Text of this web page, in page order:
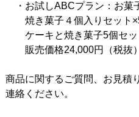
・お試しABCプラン：お菓
焼き菓子４個入りセット
ケーキと焼き菓子5個セ
販売価格24,000円（税抜）
商品に関するご質問、お見積
連絡ください。